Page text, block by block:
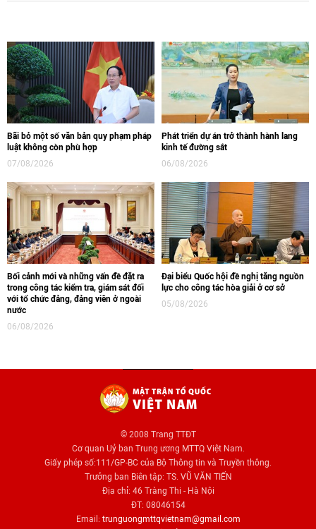
Bãi bỏ một số văn bản quy phạm pháp
luật không còn phù hợp
07/08/2026
Phát triển dự án trở thành hành lang
kinh tế đường sắt
06/08/2026
Bối cảnh mới và những vấn đề đặt ra
trong công tác kiểm tra, giám sát đối
với tổ chức đảng, đảng viên ở ngoài
nước
06/08/2026
Đại biểu Quốc hội đề nghị tăng nguồn
lực cho công tác hòa giải ở cơ sở
05/08/2026
© 2008 Trang TTĐT
Cơ quan Uỷ ban Trung ương MTTQ Việt Nam.
Giấy phép số:111/GP-BC của Bộ Thông tin và Truyền thông.
Trưởng ban Biên tập: TS. VŨ VĂN TIẾN
Địa chỉ: 46 Tràng Thi - Hà Nội
ĐT: 08046154
Email: trunguongmttqvietnam@gmail.com